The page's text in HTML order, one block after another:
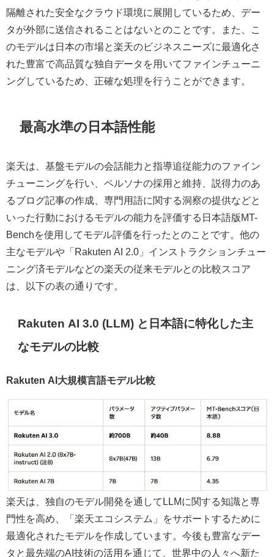
隔離された安全なクラウド環境に展開しているため、デー
タが外部に送信されることはないとのことです。また、こ
のモデルは日本の市場と楽天のビジネスニーズに最適化さ
れた豊富で高品質な独自データを用いてファインチューニ
ングしているため、正確な処理を行うことができます。
最高水準の日本語性能
楽天は、基盤モデルの会話能力と指導追従能力のファイン
チューニングを行い、ペルソナの採用と維持、説得力のあ
るブログ記事の作成、専門用語に関する洞察の提供などと
いった行動におけるモデルの能力を評価する日本語版MT-
Benchを使用してモデル評価を行ったとのことです。他の
主なモデルや「Rakuten AI 2.0」インストラクションチュー
ニング済モデルなどの楽天の従来モデルとの比較スコア
は、以下の表の通りです。
Rakuten AI 3.0 (LLM) と日本語に特化した主
なモデルの比較
Rakuten AI大規模言語モデル比較
楽天は、独自のモデル開発を通してLLMに関する知識と専
門性を高め、「楽天エコシステム」をサポートするために
最適化されたモデルを作成しています。今後も豊富なデー
タと最先端のAI技術の活用を通じて、世界中の人々へ新た